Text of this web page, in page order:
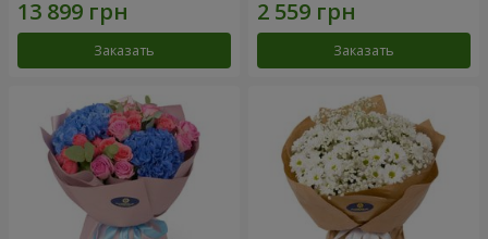
Заказать Заказать